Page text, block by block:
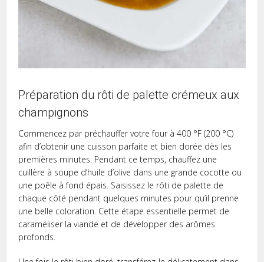
Préparation du rôti de palette crémeux aux
champignons
Commencez par préchauffer votre four à 400 °F (200 °C)
afin d’obtenir une cuisson parfaite et bien dorée dès les
premières minutes. Pendant ce temps, chauffez une
cuillère à soupe d’huile d’olive dans une grande cocotte ou
une poêle à fond épais. Saisissez le rôti de palette de
chaque côté pendant quelques minutes pour qu’il prenne
une belle coloration. Cette étape essentielle permet de
caraméliser la viande et de développer des arômes
profonds.